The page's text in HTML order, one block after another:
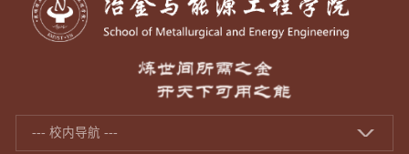
--- 校内导航 ---